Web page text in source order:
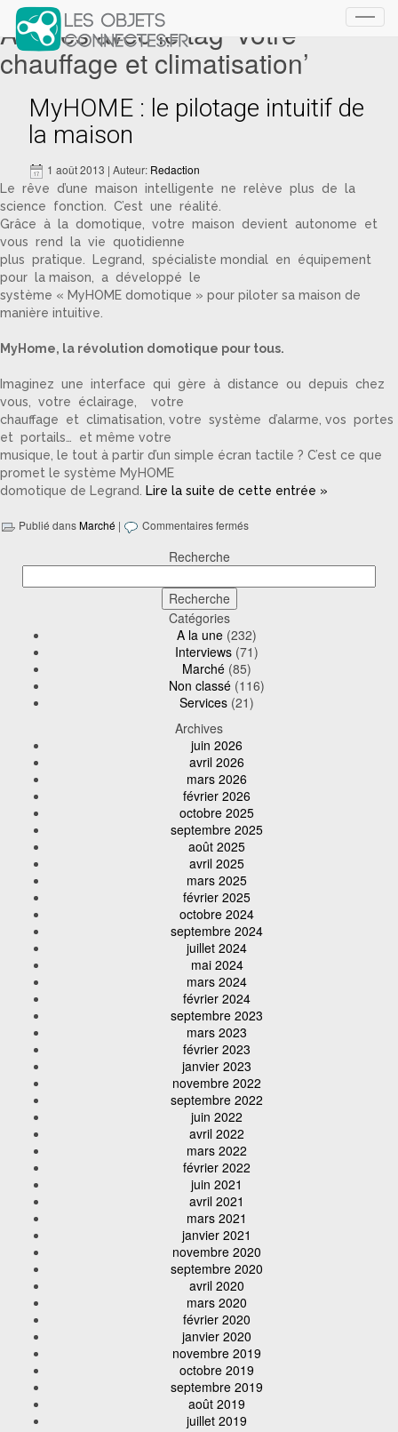
Articles avec le tag ‘votre
chauffage et climatisation’
MyHOME : le pilotage intuitif de
la maison
1 août 2013 | Auteur: Redaction
Le rêve d’une maison intelligente ne relève plus de la
science fonction. C’est une réalité.
Grâce à la domotique, votre maison devient autonome et
vous rend la vie quotidienne
plus pratique. Legrand, spécialiste mondial en équipement
pour la maison, a développé le
système « MyHOME domotique » pour piloter sa maison de
manière intuitive.
MyHome, la révolution domotique pour tous.
Imaginez une interface qui gère à distance ou depuis chez
vous, votre éclairage, votre
chauffage et climatisation, votre système d’alarme, vos portes
et portails… et même votre
musique, le tout à partir d’un simple écran tactile ? C’est ce que
promet le système MyHOME
domotique de Legrand.
Lire la suite de cette entrée »
Publié dansMarché | Commentaires fermés
Recherche
Catégories
A la une (232)
Interviews (71)
Marché (85)
Non classé (116)
Services (21)
Archives
juin 2026
avril 2026
mars 2026
février 2026
octobre 2025
septembre 2025
août 2025
avril 2025
mars 2025
février 2025
octobre 2024
septembre 2024
juillet 2024
mai 2024
mars 2024
février 2024
septembre 2023
mars 2023
février 2023
janvier 2023
novembre 2022
septembre 2022
juin 2022
avril 2022
mars 2022
février 2022
juin 2021
avril 2021
mars 2021
janvier 2021
novembre 2020
septembre 2020
avril 2020
mars 2020
février 2020
janvier 2020
novembre 2019
octobre 2019
septembre 2019
août 2019
juillet 2019